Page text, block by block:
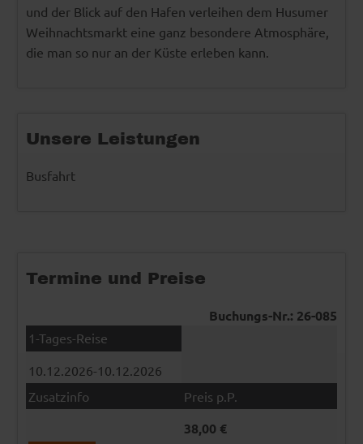
und der Blick auf den Hafen verleihen dem Husumer
Weihnachtsmarkt eine ganz besondere Atmosphäre,
die man so nur an der Küste erleben kann.
Unsere Leistungen
Busfahrt
Termine und Preise
Buchungs-Nr.: 26-085
10.12.2026-10.12.2026
38,00 €